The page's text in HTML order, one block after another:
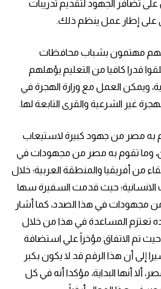
تضافر الجهود لتقديم تدريبات
على إطار عمل ينظم ذلك.
أنهم مهتمون بشباب محافظات
قدرا كافيا من التعليم يؤهلهم
ويمكن العمل مع وزارة الهجرة في
غير الشرعية والقرى التابعة لها.
به مصر من جهود كبيرة لاستيعاب
وما تقوم به مصر من مجهودات في
من أفريقيا والمنطقة العربية؛ خلال
الانسانية؛ حيث قدمت السفيرة سها
مجهودات في هذا الصدد، كما أشار
تعتزم المساعدة في هذا من خلال
حيث تم الاتفاق مؤخراً علي استضافة
إلى أن هذا الرقم قد لا يكون بكبر
ألا أنها البداية، مؤكدا أنه في كل